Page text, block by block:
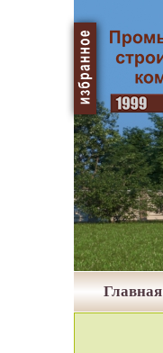
Главная